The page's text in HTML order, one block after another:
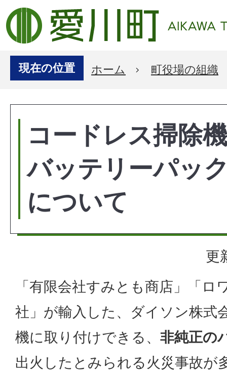
現在の位置 ホーム 町役場の組織
コードレス掃除
バッテリーパッ
について
更
「有限会社すみとも商店」「ロ
社」が輸入した、ダイソン株式
機に取り付けできる、 非純正の
出火したとみられる火災事故が